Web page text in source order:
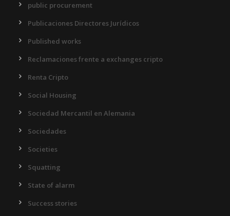
public procurement
Publicaciones Directores Jurídicos
Published works
Reclamaciones frente a exchanges cripto
Renta Cripto
Social Housing
Sociedad Mercantil en Alemania
Sociedades
Societies
Squatting
State of alarm
Success stories